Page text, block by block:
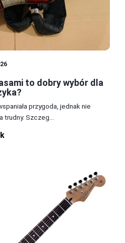
to dobry wybór dla
przygoda, jednak nie
Szczeg...